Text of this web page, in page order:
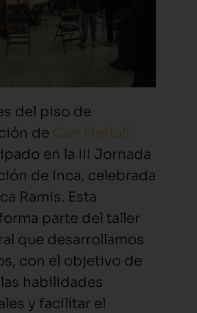
del piso de
de Can Neftalí
en la III Jornada
de Inca, celebrada
Ramis. Esta
parte del taller
que desarrollamos
con el objetivo de
habilidades
y facilitar el